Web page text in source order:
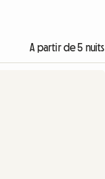
A partir de 5 nuits